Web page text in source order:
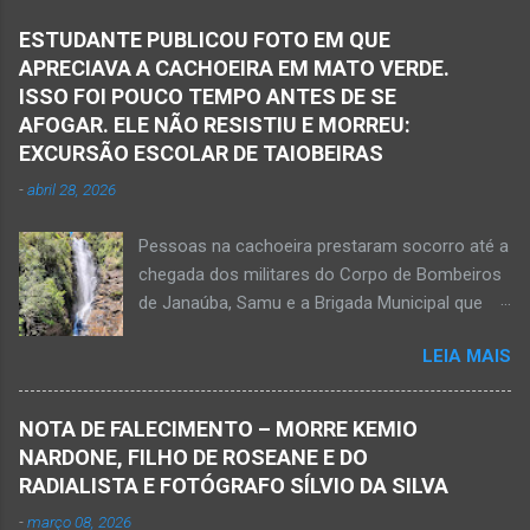
Pelotão do Corpo de Bombeiros Militar de
Janaúba seguiram para o local. Uma mulher
morreu e a outra vítima ficou gravemente
ferida e foi levada pelos socorristas do Samu
para o hospital na cidade de Monte Azul. Essa
do Suporte Aéreo Avançado de Vida (SAAV)
para unidade hospi...
ESTUDANTE PUBLICOU FOTO EM QUE
APRECIAVA A CACHOEIRA EM MATO VERDE.
ISSO FOI POUCO TEMPO ANTES DE SE
AFOGAR. ELE NÃO RESISTIU E MORREU:
EXCURSÃO ESCOLAR DE TAIOBEIRAS
-abril 28, 2026
Pessoas na cachoeira prestaram socorro até a
chegada dos militares do Corpo de Bombeiros
de Janaúba, Samu e a Brigada Municipal que
resistiu e foi a óbito Foto álbum pessoal Kauan
Pereira Alves publicou em sua rede social a
foto em que apreciava a Cachoeira Maria Rosa,
em Mato Verde, pouco tempo antes de se
afogar e depois vir a óbito nesta terça-feira, dia
LEIA MAIS
NOTA DE FALECIMENTO – MORRE KEMIO
NARDONE, FILHO DE ROSEANE E DO
RADIALISTA E FOTÓGRAFO SÍLVIO DA SILVA
-março 08, 2026